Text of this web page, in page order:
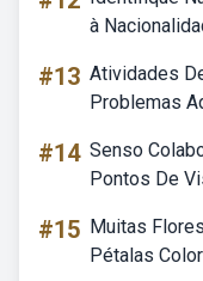
à
#13 Atividades
Problemas
#14 Senso
Pontos De
#15 Muitas
Pétalas